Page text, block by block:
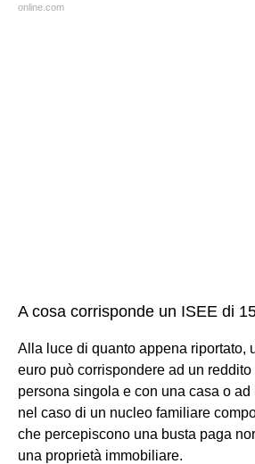
online.com
A cosa corrisponde un ISEE di
Alla luce di quanto appena riportato,
euro può corrispondere ad un
persona singola e con una casa o
nel caso di un nucleo familiare
che percepiscono una busta paga
una proprietà immobiliare.